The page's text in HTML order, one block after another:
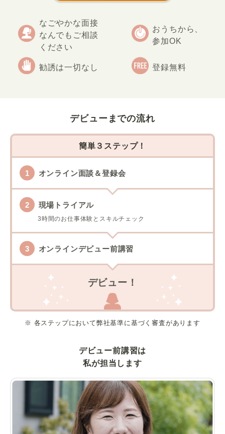
なごやかな面接
なんでもご相談
ください
おうちから、
参加OK
勧誘は一切なし 登録無料
デビューまでの流れ
簡単３ステップ！
オンライン面談＆登録会
現場トライアル
3時間のお仕事体験とスキルチェック
オンラインデビュー前講習
デビュー！
※ 各ステップにおいて弊社基準に基づく審査があります
デビュー前講習は
私が担当します